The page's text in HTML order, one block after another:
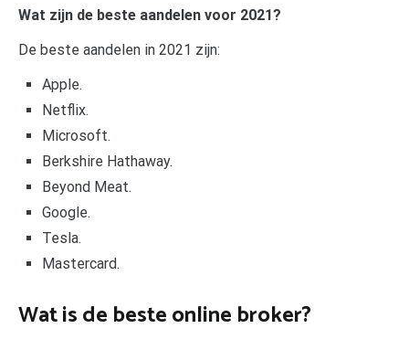
Wat zijn de beste aandelen voor 2021?
De beste aandelen in 2021 zijn:
Apple.
Netflix.
Microsoft.
Berkshire Hathaway.
Beyond Meat.
Google.
Tesla.
Mastercard.
Wat is de beste online broker?